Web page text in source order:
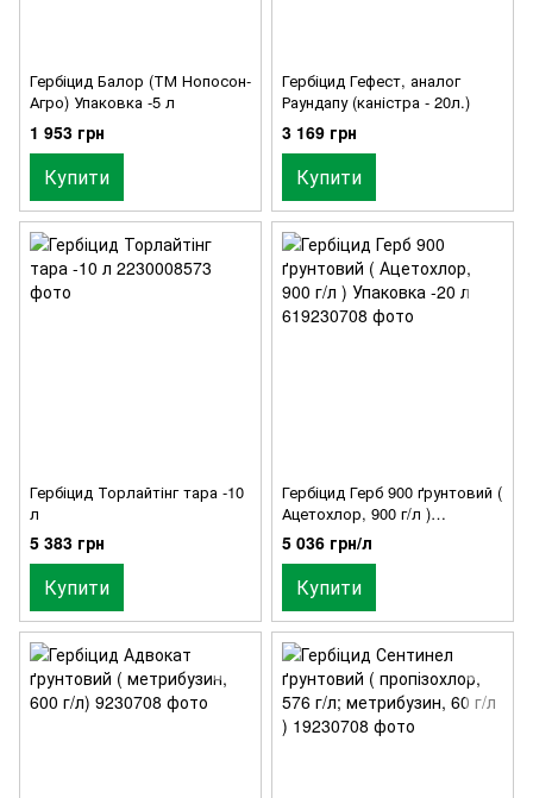
Гербіцид Балор (ТМ Нопосон-
Агро) Упаковка -5 л
1 953 грн
Купити
Гербіцид Гефест, аналог
Раундапу (каністра - 20л.)
3 169 грн
Купити
Гербіцид Торлайтінг тара -10
л
5 383 грн
Купити
Гербіцид Герб 900 ґрунтовий (
Ацетохлор, 900 г/л )
Упаковка -20 л
5 036 грн/л
Купити